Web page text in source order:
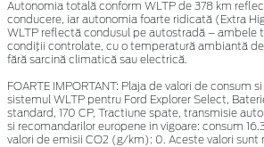
Autonomia totală conform WLTP de 378 km
conducere, iar autonomia foarte ridicată (Extra
WLTP reflectă condusul pe autostradă – ambele
condiții controlate, cu o temperatură ambiantă de
fără sarcină climatică sau electrică.
FOARTE IMPORTANT: Plaja de valori de consum
sistemul WLTP pentru Ford Explorer Select,
standard, 170 CP, Tractiune spate, transmisie
si recomandarilor europene in vigoare: consum
valori de emisii CO2 (g/km): 0. Aceste valori